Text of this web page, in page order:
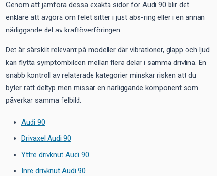
Genom att jämföra dessa exakta sidor för Audi 90 blir det
enklare att avgöra om felet sitter i just abs-ring eller i en annan
närliggande del av kraftöverföringen.
Det är särskilt relevant på modeller där vibrationer, glapp och ljud
kan flytta symptombilden mellan flera delar i samma drivlina. En
snabb kontroll av relaterade kategorier minskar risken att du
byter rätt deltyp men missar en närliggande komponent som
påverkar samma felbild.
Audi 90
Drivaxel Audi 90
Yttre drivknut Audi 90
Inre drivknut Audi 90